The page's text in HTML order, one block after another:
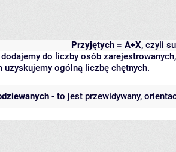
Przyjętych = A+X, czyli
dodajemy do liczby osób
uzyskujemy ogólną liczbę chętnych.
- to jest przewidywany,